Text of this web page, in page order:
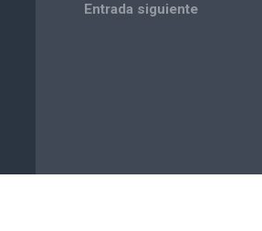
Entrada siguiente